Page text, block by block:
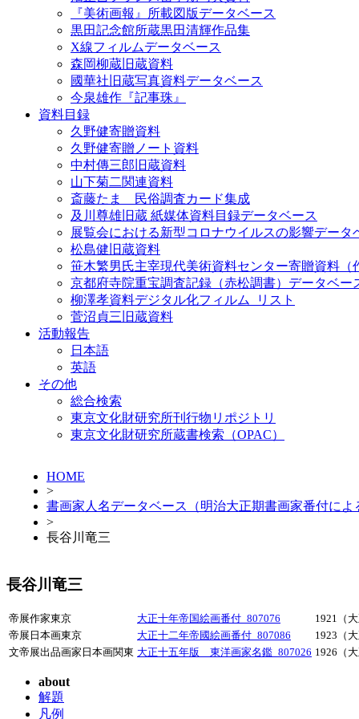
『美術画報』所載図版データベース
黒田記念館所蔵黒田清輝作品集
X線フィルムデータベース
森岡柳蔵旧蔵資料
國華社旧蔵写真資料データベース
今泉雄作『記事珠』
資料目録
久野健寄贈資料
久野健寄贈ノート資料
中村傳三郎旧蔵資料
山下菊二関連資料
斎藤たま 民俗調査カード集成
及川尊雄旧蔵 紙媒体資料目録データベース
展覧会における新型コロナウイルスの影響データ
松島健旧蔵資料
笹木繁男氏主宰現代美術資料センター寄贈資料（
京都府寺院重宝調査記録（赤松調書）データベー
柳澤孝資料デジタル化フィルム_リスト
菅沼貞三旧蔵資料
活動報告
日本語
英語
その他
総合検索
東京文化財研究所刊行物リポジトリ
東京文化財研究所蔵書検索（OPAC）
HOME
>
書画家人名データベース（明治大正期書画家番付によ
>
長谷川竜三
長谷川竜三
帝展作家東京 大正十年帝国絵画番付_807076 1921（大
帝展日本画東京
大正十二年帝國絵画番付_807086 1923（大
文帝展出品画家日本画関東 大正十五年版 東洋画家名鑑_807026 1926（大
about
解題
凡例